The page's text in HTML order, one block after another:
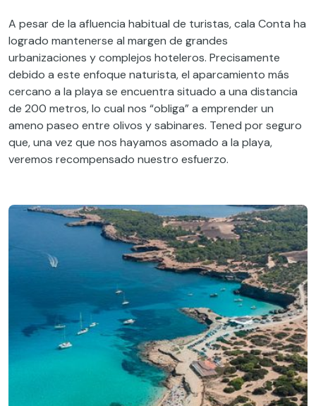
A pesar de la afluencia habitual de turistas, cala Conta ha
logrado mantenerse al margen de grandes
urbanizaciones y complejos hoteleros. Precisamente
debido a este enfoque naturista, el aparcamiento más
cercano a la playa se encuentra situado a una distancia
de 200 metros, lo cual nos “obliga” a emprender un
ameno paseo entre olivos y sabinares. Tened por seguro
que, una vez que nos hayamos asomado a la playa,
veremos recompensado nuestro esfuerzo.